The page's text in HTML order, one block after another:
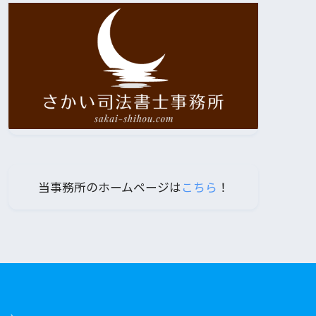
当事務所のホームページはこちら ！